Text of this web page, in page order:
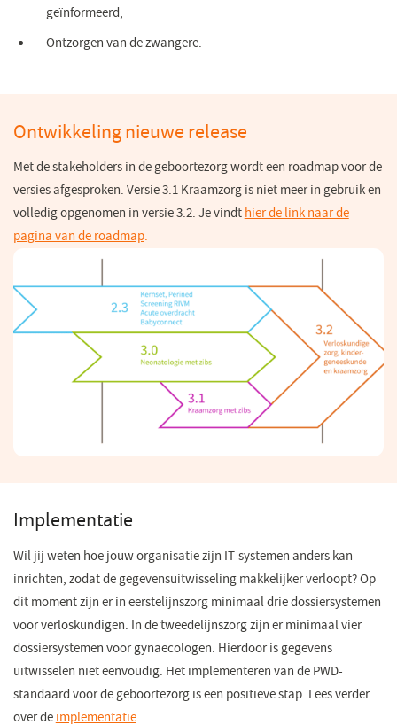
geïnformeerd;
Ontzorgen van de zwangere.
Ontwikkeling nieuwe release
Met de stakeholders in de geboortezorg wordt een roadmap voor de
versies afgesproken. Versie 3.1 Kraamzorg is niet meer in gebruik en
volledig opgenomen in versie 3.2. Je vindt hier de link naar de
pagina van de roadmap.
Implementatie
Wil jij weten hoe jouw organisatie zijn IT-systemen anders kan
inrichten, zodat de gegevensuitwisseling makkelijker verloopt? Op
dit moment zijn er in eerstelijnszorg minimaal drie dossiersystemen
voor verloskundigen. In de tweedelijnszorg zijn er minimaal vier
dossiersystemen voor gynaecologen. Hierdoor is gegevens
uitwisselen niet eenvoudig. Het implementeren van de PWD-
standaard voor de geboortezorg is een positieve stap. Lees verder
over de implementatie(opent
.